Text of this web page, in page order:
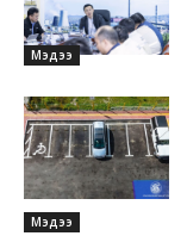
Мэдээ
Мэдээ